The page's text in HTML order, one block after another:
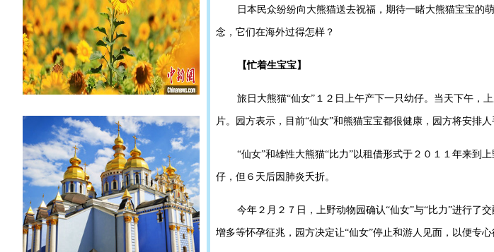
日本民众纷纷向大熊猫送去祝福，期待一睹大熊猫宝宝的
念，它们在海外过得怎样？
【忙着生宝宝】
旅日大熊猫“仙女”１２日上午产下一只幼仔。当天下午，
片。园方表示，目前“仙女”和熊猫宝宝都很健康，园方将安排人
“仙女”和雄性大熊猫“比力”以租借形式于２０１１年来到
仔，但６天后因肺炎夭折。
今年２月２７日，上野动物园确认“仙女”与“比力”进行了
增多等怀孕征兆，园方决定让“仙女”停止和游人见面，以便专心